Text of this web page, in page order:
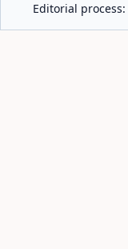
Editorial process: